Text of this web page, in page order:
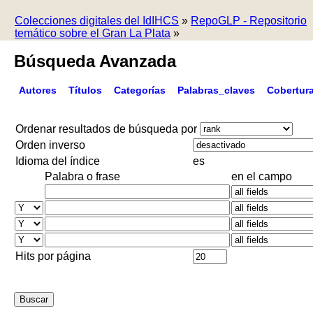
Colecciones digitales del IdIHCS » RepoGLP - Repositorio
temático sobre el Gran La Plata »
Búsqueda Avanzada
Autores Títulos Categorías Palabras_claves
Ordenar resultados de búsqueda por
Orden inverso
Idioma del índice
es
Palabra o frase
en el campo
Hits por página